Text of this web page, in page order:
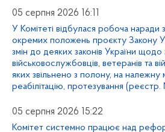
05 серпня 2026 16:11
У Комітеті відбулася робоча наради
окремих положень проєкту Закону
змін до деяких законів України
військовослужбовців, ветеранів та
яких звільнено з полону, на
реабілітацію, протезування
05 серпня 2026 15:22
Комітет системно працює над